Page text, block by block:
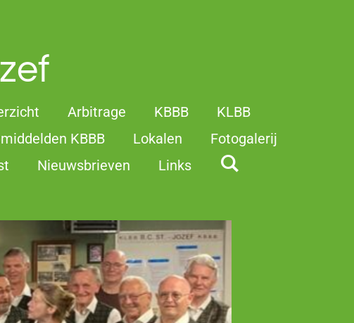
Arbitrage KBBB
KLBB
KBBB Lokalen
Fotogalerij
Nieuwsbrieven Links